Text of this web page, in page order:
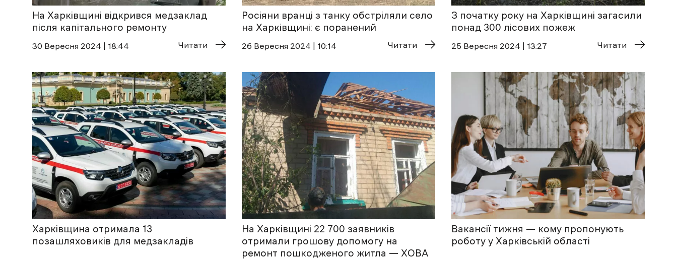
На Харківщині відкрився медзаклад
після капітального ремонту
30 Вересня 2024 | 18:44 Читати
Росіяни вранці з танку обстріляли село
на Харківщині: є поранений
26 Вересня 2024 | 10:14 Читати
З початку року на Харківщині загасили
понад 300 лісових пожеж
25 Вересня 2024 | 13:27 Читати
Харківщина отримала 13
позашляховиків для медзакладів
На Харківщині 22 700 заявників
отримали грошову допомогу на
ремонт пошкодженого житла — ХОВА
Вакансії тижня — кому пропонують
роботу у Харківській області